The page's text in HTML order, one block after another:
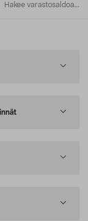
Hakee varastosaldoa...